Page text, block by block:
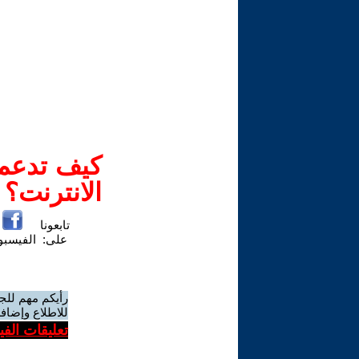
كيف
الانترنت؟
تابعونا
على:
رأيكم مهم
للاطلاع
تعليقات